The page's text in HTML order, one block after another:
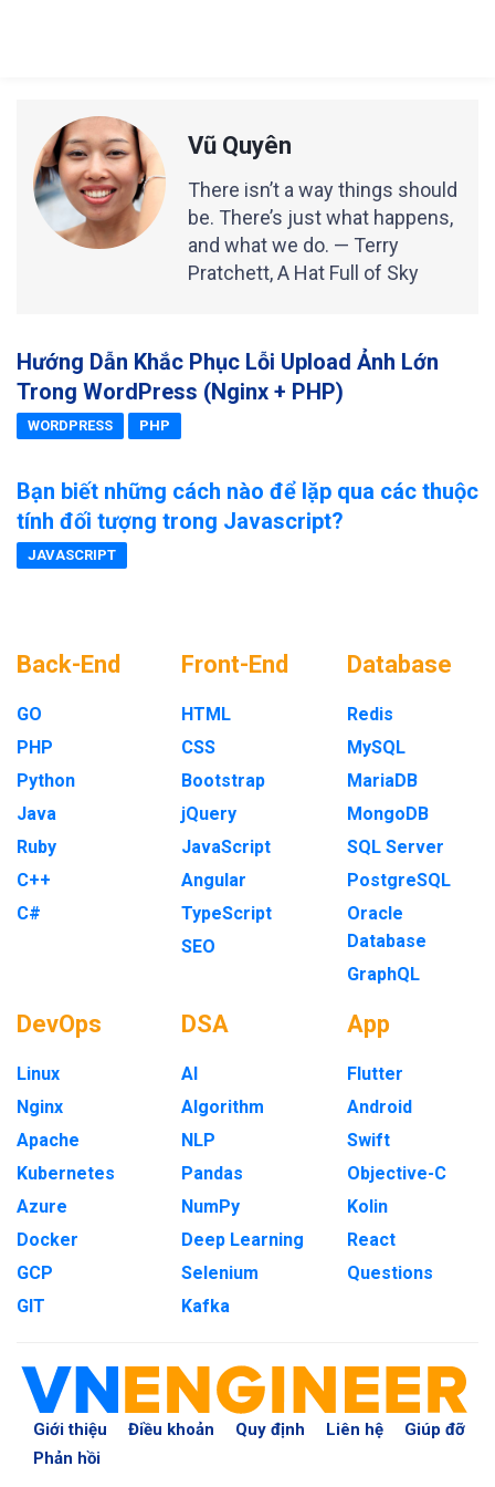
Vũ Quyên
There isn’t a way things should
be. There’s just what happens,
and what we do. — Terry
Pratchett, A Hat Full of Sky
Hướng Dẫn Khắc Phục Lỗi Upload Ảnh Lớn
Trong WordPress (Nginx + PHP)
WORDPRESS PHP
Bạn biết những cách nào để lặp qua các thuộc
tính đối tượng trong Javascript?
JAVASCRIPT
Back-End
GO
PHP
Python
Java
Ruby
C++
C#
Front-End
HTML
CSS
Bootstrap
jQuery
JavaScript
Angular
TypeScript
SEO
Database
Redis
MySQL
MariaDB
MongoDB
SQL Server
PostgreSQL
Oracle
Database
GraphQL
DevOps
Linux
Nginx
Apache
Kubernetes
Azure
Docker
GCP
GIT
DSA
AI
Algorithm
NLP
Pandas
NumPy
Deep Learning
Selenium
Kafka
App
Flutter
Android
Swift
Objective-C
Kolin
React
Questions
Giới thiệu Điều khoản Quy định Liên hệ
Giúp đỡ
Phản hồi